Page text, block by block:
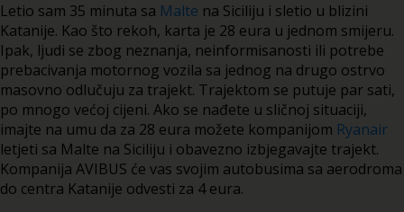
Letio sam 35 minuta sa Malte na Siciliju i sletio u blizini
Katanije. Kao što rekoh, karta je 28 eura u jednom smijeru.
Ipak, ljudi se zbog neznanja, neinformisanosti ili potrebe
prebacivanja motornog vozila sa jednog na drugo ostrvo
masovno odlučuju za trajekt. Trajektom se putuje par sati,
po mnogo većoj cijeni. Ako se nađete u sličnoj situaciji,
imajte na umu da za 28 eura možete kompanijom Ryanair
letjeti sa Malte na Siciliju i obavezno izbjegavajte trajekt.
Kompanija AVIBUS će vas svojim autobusima sa aerodroma
do centra Katanije odvesti za 4 eura.